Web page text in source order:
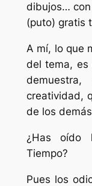
dibujos…
(puto) gratis
A mí, lo que
del tema, es
creatividad,
de los
¿Has oído
Tiempo?
Pues los